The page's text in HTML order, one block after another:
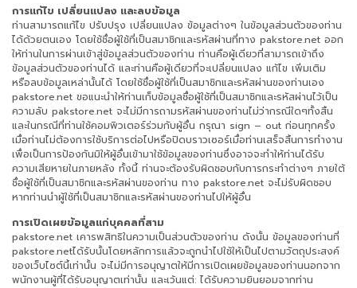
การแก้ไข เปลี่ยนแปลง และลบข้อมูล
ท่านสามารถแก้ไข ปรับปรุง เปลี่ยนแปลง ข้อมูลต่างๆ ในข้อมูลส่วนตัวของท่าน
ได้ด้วยตนเอง โดยใช้ชื่อผู้ใช้ที่เป็นสมาชิกและรหัสผ่านที่ทาง pakstore.net ออก
ให้ท่านในการผ่านเข้าสู่ข้อมูลส่วนตัวของท่าน ท่านคือผู้เดียวที่สามารถเข้าถึง
ข้อมูลส่วนตัวของท่านได้ และท่านคือผู้เดียวที่จะเปลี่ยนแปลง แก้ไข เพิ่มเติม
หรือลบข้อมูลเหล่านั้นได้ โดยใช้ชื่อผู้ใช้ที่เป็นสมาชิกและรหัสผ่านของท่านเอง
pakstore.net ขอแนะนำให้ท่านเก็บข้อมูลชื่อผู้ใช้ที่เป็นสมาชิกและรหัสผ่านไว้เป็น
ความลับ pakstore.net จะไม่มีการถามรหัสผ่านของท่านไม่ว่ากรณีใดๆทั้งสิ้น
และในกรณีที่ท่านใช้คอมพิวเตอร์ร่วมกับผู้อื่น กรุณา sign – out ก่อนทุกครั้ง
เมื่อท่านไม่ต้องการใช้บริการต่อไปหรือปิดบราวเซอร์เมื่อท่านเสร็จสิ้นการทำงาน
เพื่อเป็นการป้องกันมิให้ผู้อื่นเข้ามาใช้ข้อมูลของท่านซึ่งอาจจะทำให้ท่านได้รับ
ความเสียหายในภายหลัง ทั้งนี้ ท่านจะต้องรับผิดชอบกับการกระทำต่างๆ ภายใต้
ชื่อผู้ใช้ที่เป็นสมาชิกและรหัสผ่านของท่าน ทาง pakstore.net จะไม่รับผิดชอบ
หากท่านนำผู้ใช้ที่เป็นสมาชิกและรหัสผ่านของท่านไปให้ผู้อื่น
การเปิดเผยข้อมูลแก่บุคคลที่สาม
pakstore.net เคารพสิทธิในความเป็นส่วนตัวของท่าน ดังนั้น ข้อมูลของท่านที่
pakstore.netได้รับนั้นโดยหลักการแล้วจะถูกนำไปใช้ให้เป็นไปตามวัตถุประสงค์
ของเว็บไซต์นี้เท่านั้น จะไม่มีการอนุญาตให้มีการเปิดเผยข้อมูลของท่านนอกจาก
พนักงานผู้ที่ได้รับอนุญาตเท่านั้น และเว้นแต่: ได้รับความยินยอมจากท่าน